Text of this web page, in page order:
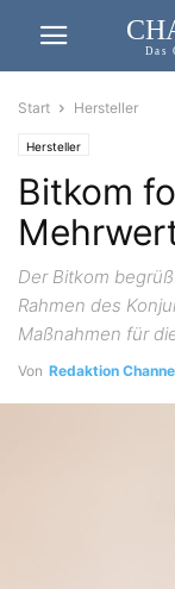
Das
Start Hersteller
Hersteller
Bitkom
Der Bitkom
Rahmen des
Maßnahmen für
Von Redaktion